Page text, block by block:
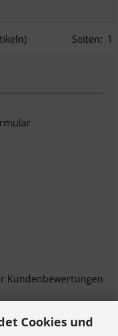
Seiten: 1
Kundenbewertungen
Cookies und